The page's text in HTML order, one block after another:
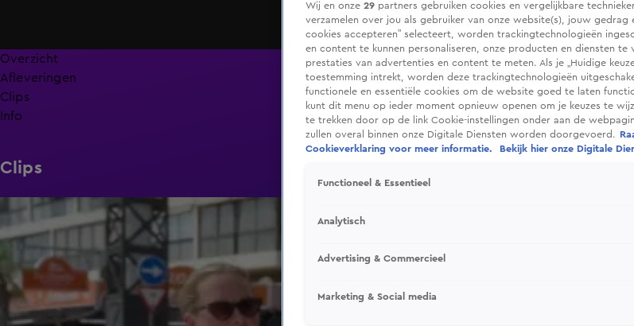
Overzicht
Afleveringen
Clips
Info
Clips
Wij en onze 29 partners gebruiken cookies en vergelijkbare
verzamelen over jou als gebruiker van onze website(s), jouw gedrag
cookies accepteren” selecteert, worden trackingtechnologieën
en content te kunnen personaliseren, onze producten en diensten te
prestaties van advertenties en content te meten. Als je „Huidige
toestemming intrekt, worden deze trackingtechnologieën
functionele en essentiële cookies om de website goed te laten
kunt dit menu op ieder moment opnieuw openen om je keuzes te
te trekken door op de link Cookie-instellingen onder aan de
zullen overal binnen onze Digitale Diensten worden doorgevoerd.
Cookieverklaring voor meer informatie.
Bekijk hier onze Digitale
Functioneel & Essentieel
Analytisch
Advertising & Commercieel
Marketing & Social media